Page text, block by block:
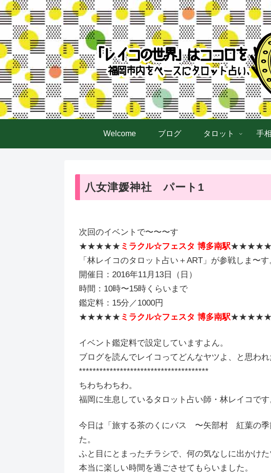
Welcome ブログ タロット 手相
八女津媛神社 パート1
次回のイベントで〜〜〜す
★★★★★ ミラクル☆フェスタ 博多南駅
「林レイコのタロット占い＋ART」が参戦しま〜す
開催日：2016年11月13日（日）
時間：10時〜15時くらいまで
鑑定料：15分／1000円
★★★★★ ミラクル☆フェスタ 博多南駅
イベント鑑定料で設定していますよん。
ブログを読んでレイコってどんなヤツよ、と思わ
**************************************
ちわちわちわ。
福岡に生息しているタロット占い師・林レイコです
今日は「旅する茶のくにバス 〜矢部村 紅葉の季
た。
ふと目にとまったチラシで、何の気なしに出かけ
本当に楽しい時間を過ごさせてもらいました。